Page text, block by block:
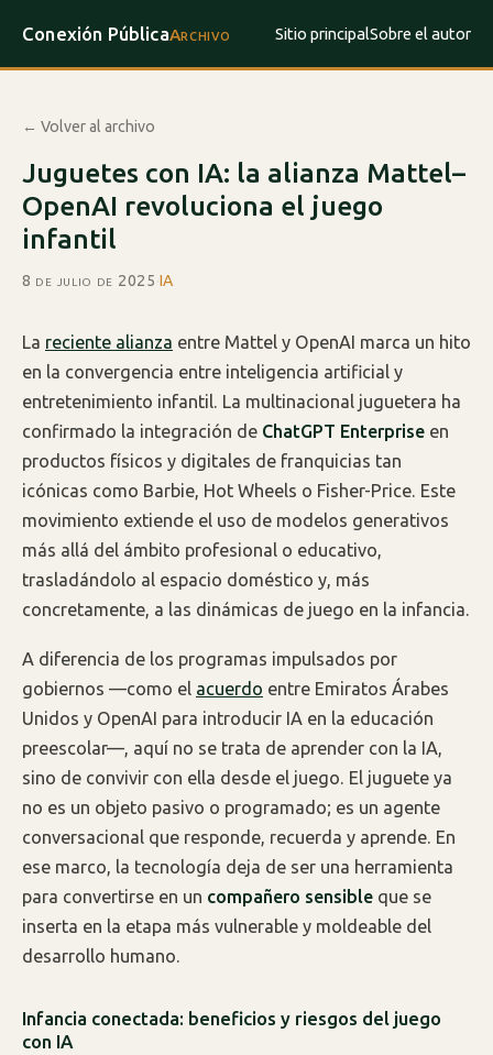
Conexión PúblicaArchivo Sitio principalSobre el autor
← Volver al archivo
Juguetes con IA: la alianza Mattel–
OpenAI revoluciona el juego
infantil
8 de julio de 2025·IA
La reciente alianza entre Mattel y OpenAI marca un hito
en la convergencia entre inteligencia artificial y
entretenimiento infantil. La multinacional juguetera ha
confirmado la integración de ChatGPT Enterprise en
productos físicos y digitales de franquicias tan
icónicas como Barbie, Hot Wheels o Fisher-Price. Este
movimiento extiende el uso de modelos generativos
más allá del ámbito profesional o educativo,
trasladándolo al espacio doméstico y, más
concretamente, a las dinámicas de juego en la infancia.
A diferencia de los programas impulsados por
gobiernos —como el acuerdo entre Emiratos Árabes
Unidos y OpenAI para introducir IA en la educación
preescolar—, aquí no se trata de aprender con la IA,
sino de convivir con ella desde el juego. El juguete ya
no es un objeto pasivo o programado; es un agente
conversacional que responde, recuerda y aprende. En
ese marco, la tecnología deja de ser una herramienta
para convertirse en un compañero sensible que se
inserta en la etapa más vulnerable y moldeable del
desarrollo humano.
Infancia conectada: beneficios y riesgos del juego
con IA